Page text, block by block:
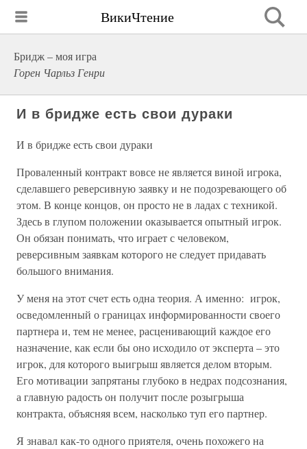
ВикиЧтение
Бридж – моя игра
Горен Чарльз Генри
И в бридже есть свои дураки
И в бридже есть свои дураки
Проваленный контракт вовсе не является виной игрока,
сделавшего реверсивную заявку и не подозревающего об
этом. В конце концов, он просто не в ладах с техникой.
Здесь в глупом положении оказывается опытный игрок.
Он обязан понимать, что играет с человеком,
реверсивным заявкам которого не следует придавать
большого внимания.
У меня на этот счет есть одна теория. А именно: игрок,
осведомленный о границах информированности своего
партнера и, тем не менее, расценивающий каждое его
назначение, как если бы оно исходило от эксперта – это
игрок, для которого выигрыш является делом вторым.
Его мотивации запрятаны глубоко в недрах подсознания,
а главную радость он получит после розыгрыша
контракта, объясняя всем, насколько туп его партнер.
Я знавал как-то одного приятеля, очень похожего на